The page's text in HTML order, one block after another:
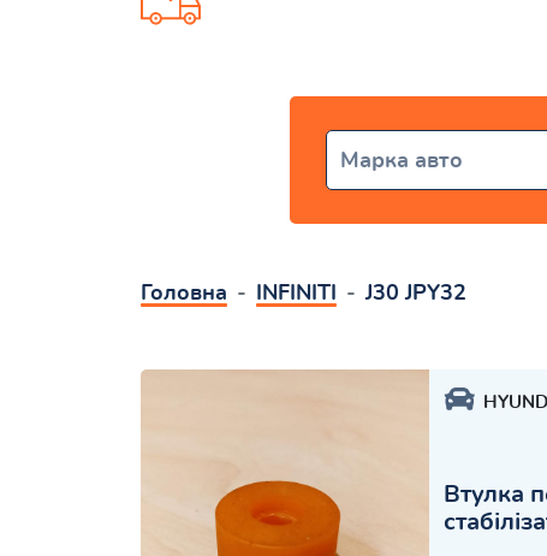
Марка авто
Головна INFINITI J30 JPY32
Втулка